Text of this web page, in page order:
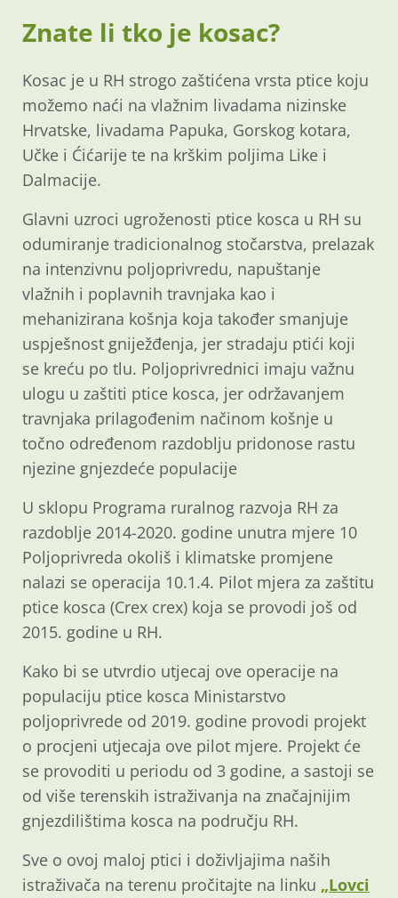
Znate li tko je kosac?
Kosac je u RH strogo zaštićena vrsta ptice koju
možemo naći na vlažnim livadama nizinske
Hrvatske, livadama Papuka, Gorskog kotara,
Učke i Ćićarije te na krškim poljima Like i
Dalmacije.
Glavni uzroci ugroženosti ptice kosca u RH su
odumiranje tradicionalnog stočarstva, prelazak
na intenzivnu poljoprivredu, napuštanje
vlažnih i poplavnih travnjaka kao i
mehanizirana košnja koja također smanjuje
uspješnost gniježđenja, jer stradaju ptići koji
se kreću po tlu. Poljoprivrednici imaju važnu
ulogu u zaštiti ptice kosca, jer održavanjem
travnjaka prilagođenim načinom košnje u
točno određenom razdoblju pridonose rastu
njezine gnjezdeće populacije
U sklopu Programa ruralnog razvoja RH za
razdoblje 2014-2020. godine unutra mjere 10
Poljoprivreda okoliš i klimatske promjene
nalazi se operacija 10.1.4. Pilot mjera za zaštitu
ptice kosca (Crex crex) koja se provodi još od
2015. godine u RH.
Kako bi se utvrdio utjecaj ove operacije na
populaciju ptice kosca Ministarstvo
poljoprivrede od 2019. godine provodi projekt
o procjeni utjecaja ove pilot mjere. Projekt će
se provoditi u periodu od 3 godine, a sastoji se
od više terenskih istraživanja na značajnijim
gnjezdilištima kosca na području RH.
Sve o ovoj maloj ptici i doživljajima naših
istraživača na terenu pročitajte na linku „Lovci